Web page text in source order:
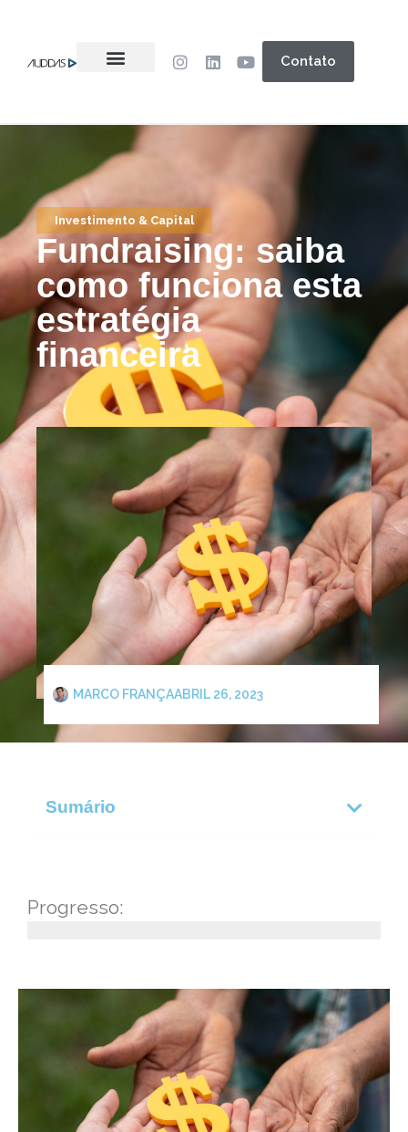
Contato
Investimento & Capital
Fundraising: saiba
como funciona esta
estratégia
financeira
MARCO FRANÇAABRIL 26, 2023
Sumário
Progresso: